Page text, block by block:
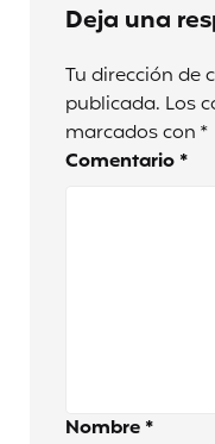
Deja una
Tu dirección de
publicada. Los
marcados con *
Comentario *
Nombre *